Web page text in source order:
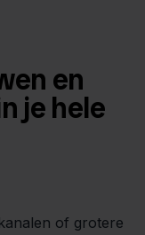
en
je hele
of grotere